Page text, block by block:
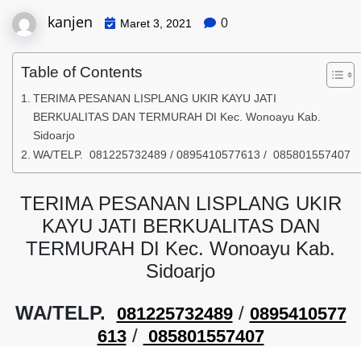
kanjen Maret 3, 2021 0
Table of Contents
TERIMA PESANAN LISPLANG UKIR KAYU JATI
BERKUALITAS DAN TERMURAH DI Kec. Wonoayu Kab.
Sidoarjo
WA/TELP. 081225732489 / 0895410577613 / 085801557407
TERIMA PESANAN LISPLANG UKIR
KAYU JATI BERKUALITAS DAN
TERMURAH DI Kec. Wonoayu Kab.
Sidoarjo
WA/TELP. 081225732489/ 0895410577
613/ 085801557407